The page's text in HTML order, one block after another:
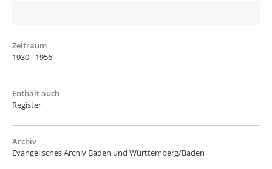
Zeitraum
1930 - 1956
Enthält auch
Register
Archiv
Evangelisches Archiv Baden und Württemberg/Baden